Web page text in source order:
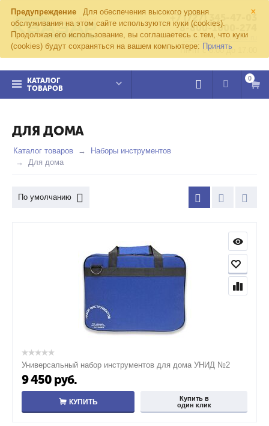
×
Предупреждение
Для обеспечения высокого уровня
обслуживания на этом сайте используются куки (cookies).
Продолжая его использование, вы соглашаетесь с тем, что куки
(cookies) будут сохраняться на вашем компьютере: Принять
+7 (727) 345-47-03
8-800-1000-274
kvazar91@yandex.ru
Пн-пт с 8:00 до 17:00
КАТАЛОГ
ТОВАРОВ
0
ДЛЯ ДОМА
Каталог товаров
Наборы инструментов
Для дома
По умолчанию
Универсальный набор инструментов для дома УНИД №2
9 450 руб.
КУПИТЬ
Купить в
один клик